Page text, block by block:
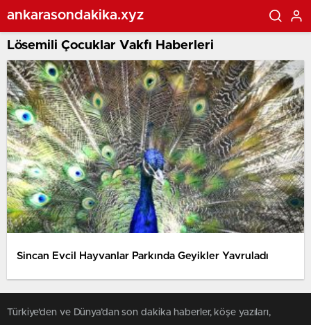
ankarasondakika.xyz
Lösemili Çocuklar Vakfı Haberleri
Sincan Evcil Hayvanlar Parkında Geyikler Yavruladı
Türkiye'den ve Dünya’dan son dakika haberler, köşe yazıları,